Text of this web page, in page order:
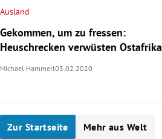
Ausland
Gekommen, um zu fressen:
Heuschrecken verwüsten Ostafrika
Michael Hammerl03.02.2020
Zur Startseite Mehr aus Welt